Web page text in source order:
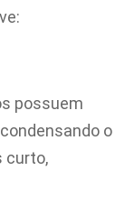
possuem
o
curto,